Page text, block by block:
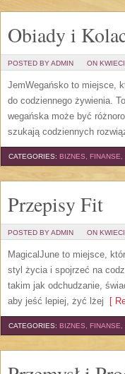
Obiady i
POSTED BY ADMIN ON
JemWegańsko to miejsce,
do codziennego żywienia.
wegańska może być
szukają codziennych
CATEGORIES: BIZNES, FINANSE,
Przepisy Fit
POSTED BY ADMIN ON
MagicalJune to miejsce,
styl życia i spojrzeć na
takim jak odchudzanie,
aby jeść lepiej, żyć lżej [
CATEGORIES: BIZNES, FINANSE,